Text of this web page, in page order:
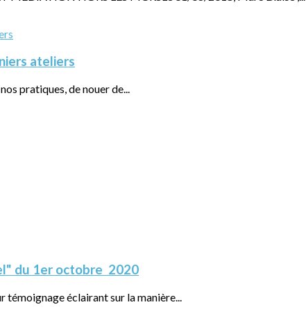
ateliers
pratiques, de nouer de...
du 1er octobre 2020
éclairant sur la manière...